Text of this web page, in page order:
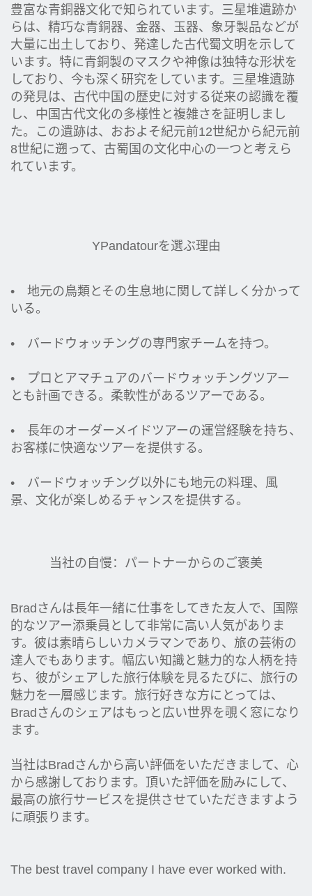
豊富な青銅器文化で知られています。三星堆遺跡か
らは、精巧な青銅器、金器、玉器、象牙製品などが
大量に出土しており、発達した古代蜀文明を示して
います。特に青銅製のマスクや神像は独特な形状を
しており、今も深く研究をしています。三星堆遺跡
の発見は、古代中国の歴史に対する従来の認識を覆
し、中国古代文化の多様性と複雑さを証明しまし
た。この遺跡は、おおよそ紀元前12世紀から紀元前
8世紀に遡って、古蜀国の文化中心の一つと考えら
れています。
YPandatourを選ぶ理由
• 地元の鳥類とその生息地に関して詳しく分かって
いる。
• バードウォッチングの専門家チームを持つ。
• プロとアマチュアのバードウォッチングツアー
とも計画できる。柔軟性があるツアーである。
• 長年のオーダーメイドツアーの運営経験を持ち、
お客様に快適なツアーを提供する。
• バードウォッチング以外にも地元の料理、風
景、文化が楽しめるチャンスを提供する。
当社の自慢：パートナーからのご褒美
Bradさんは長年一緒に仕事をしてきた友人で、国際
的なツアー添乗員として非常に高い人気がありま
す。彼は素晴らしいカメラマンであり、旅の芸術の
達人でもあります。幅広い知識と魅力的な人柄を持
ち、彼がシェアした旅行体験を見るたびに、旅行の
魅力を一層感じます。旅行好きな方にとっては、
Bradさんのシェアはもっと広い世界を覗く窓になり
ます。
当社はBradさんから高い評価をいただきまして、心
から感謝しております。頂いた評価を励みにして、
最高の旅行サービスを提供させていただきますよう
に頑張ります。
The best travel company I have ever worked with.